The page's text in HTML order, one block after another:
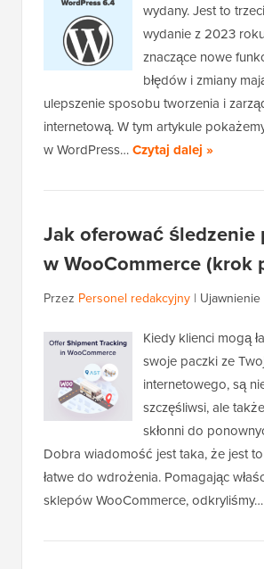
wydany. Jest to
wydanie z 2023
znaczące nowe
błędów i zmiany
ulepszenie sposobu tworzenia i
internetową. W tym artykule
w WordPress…Czytaj dalej »
Jak oferować śledzenie
w WooCommerce (krok
Przez Personel redakcyjny |
Kiedy klienci mogą
swoje paczki ze
internetowego, są
szczęśliwsi, ale
skłonni do
Dobra wiadomość jest taka, że jest
łatwe do wdrożenia. Pomagając
sklepów WooCommerce, odkryliśmy…